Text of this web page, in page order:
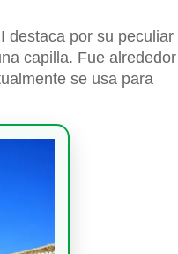
destaca por su peculiar
capilla. Fue alrededor
se usa para